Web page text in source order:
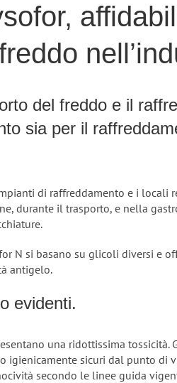
del freddo e il
sia per il
di raffreddamento e i locali
durante il trasporto, e nella
N si basano su glicoli diversi e
antigelo.
evidenti.
una ridottissima tossicità.
sicuri dal punto di
secondo le linee guida